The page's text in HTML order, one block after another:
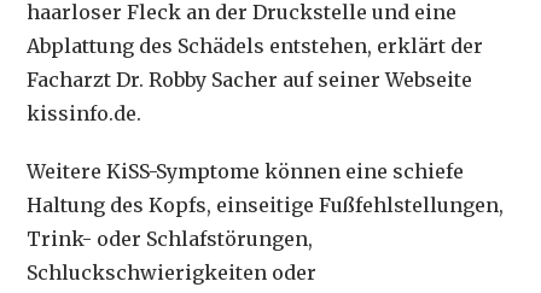
haarloser Fleck an der Druckstelle und eine
Abplattung des Schädels entstehen, erklärt der
Facharzt Dr. Robby Sacher auf seiner Webseite
kissinfo.de.
Weitere KiSS-Symptome können eine schiefe
Haltung des Kopfs, einseitige Fußfehlstellungen,
Trink- oder Schlafstörungen,
Schluckschwierigkeiten oder